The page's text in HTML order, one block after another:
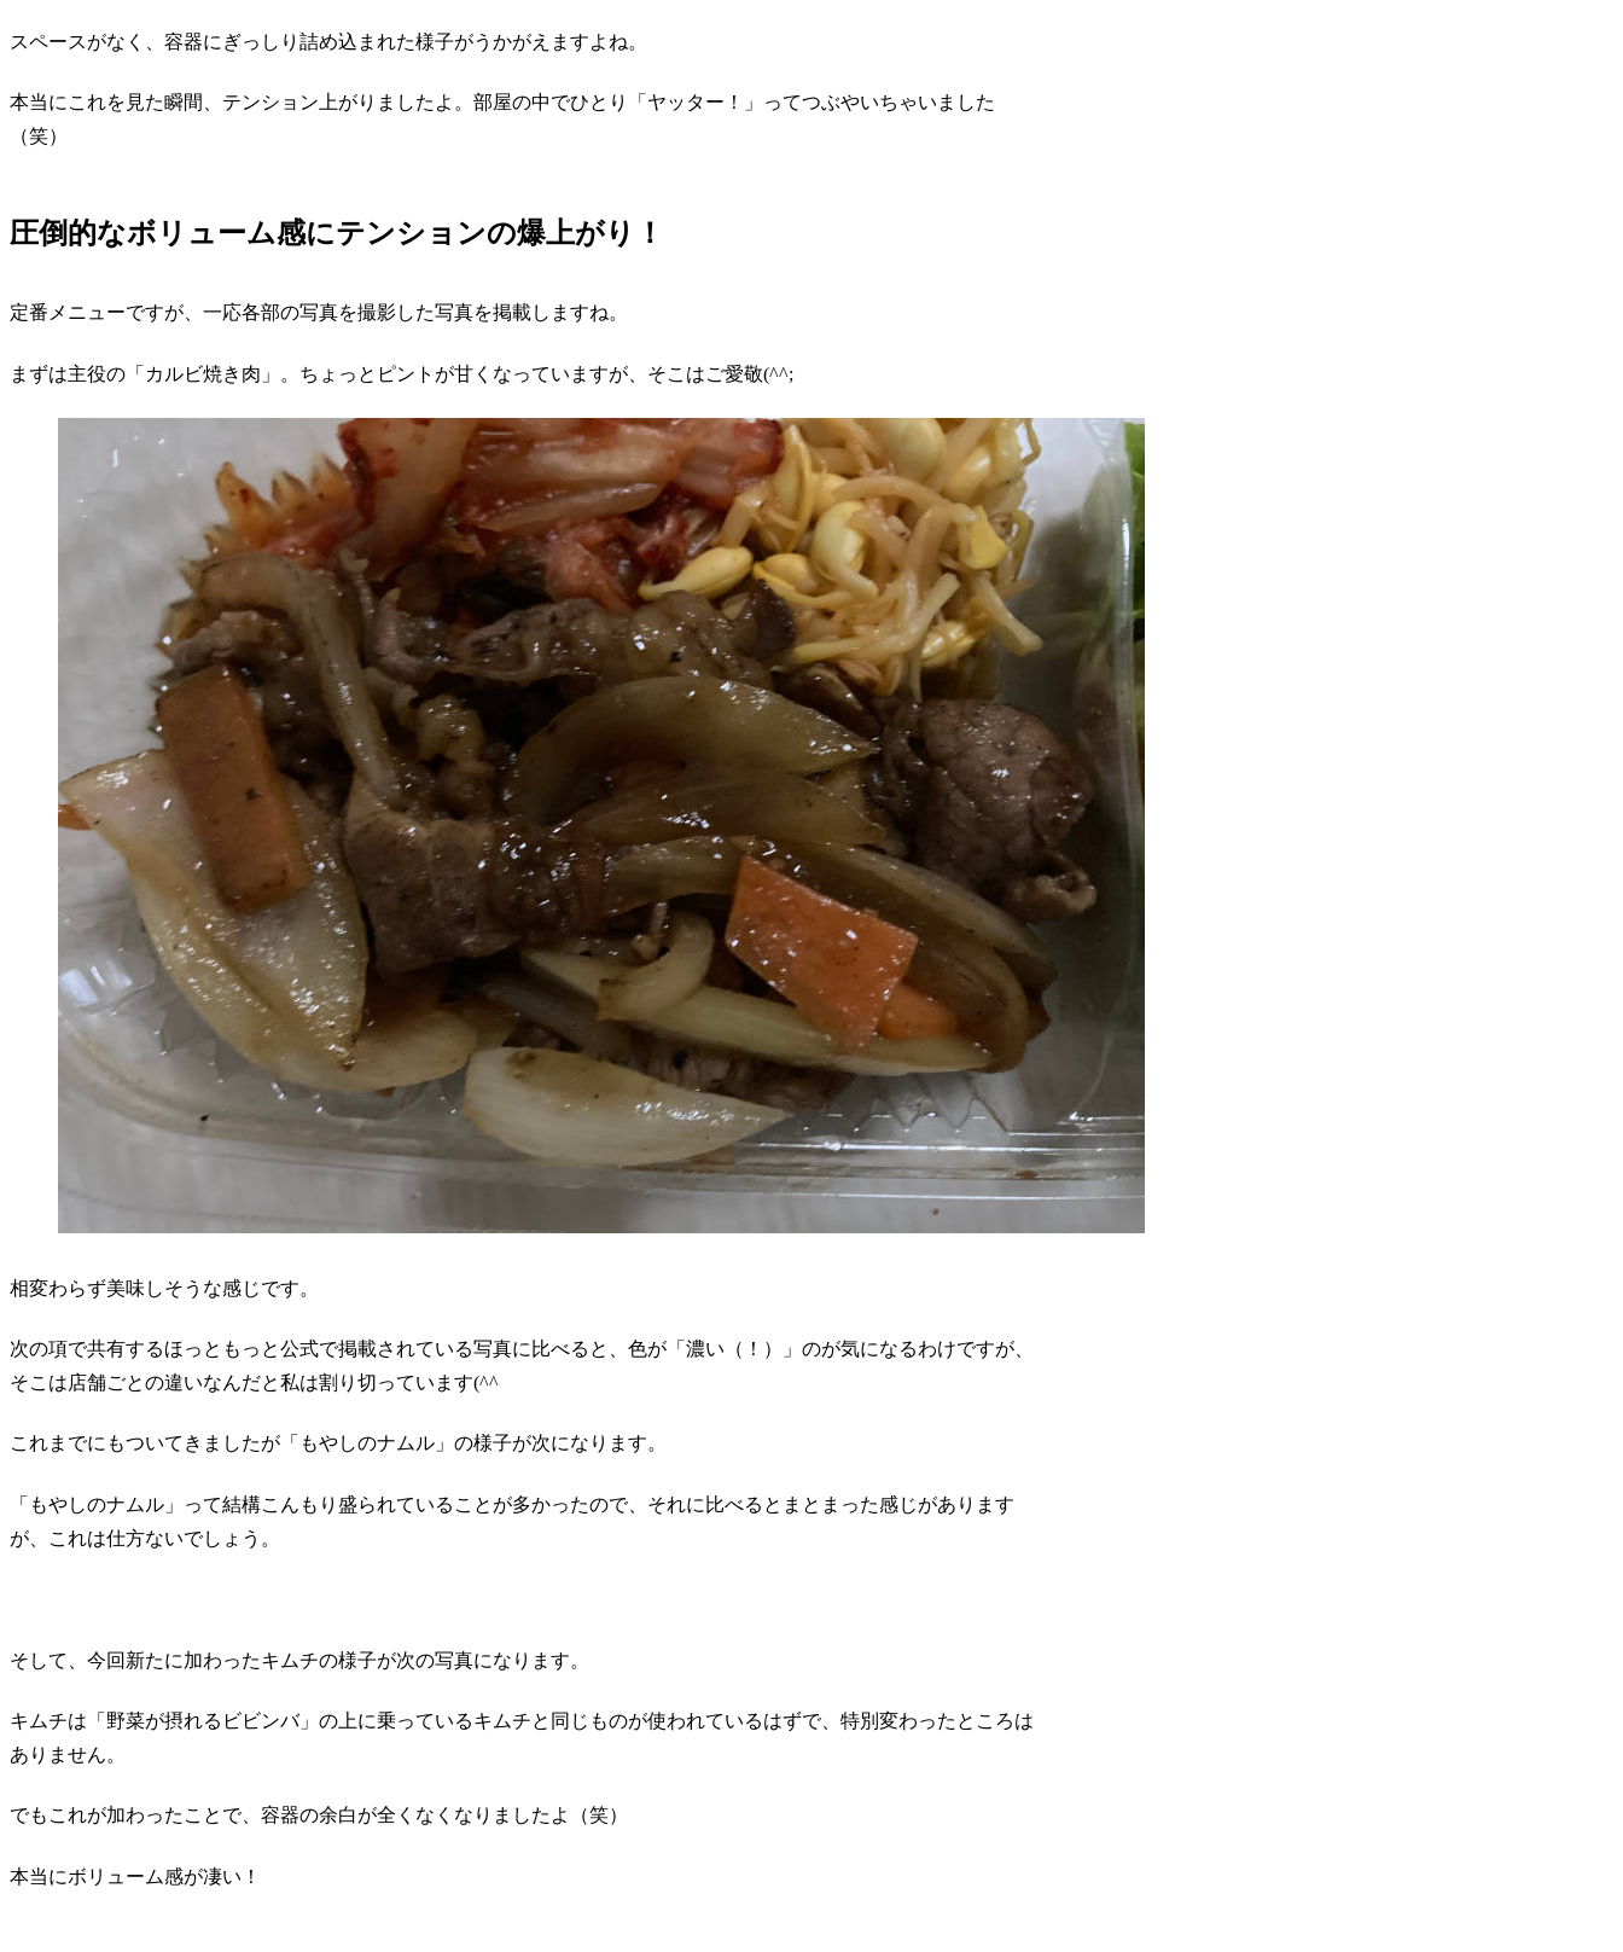
スペースがなく、容器にぎっしり詰め込まれた様子がうかがえますよね。
本当にこれを見た瞬間、テンション上がりましたよ。部屋の中でひとり「ヤッター！」ってつぶやいちゃいました
（笑）
圧倒的なボリューム感にテンションの爆上がり！
定番メニューですが、一応各部の写真を撮影した写真を掲載しますね。
まずは主役の「カルビ焼き肉」。ちょっとピントが甘くなっていますが、そこはご愛敬(^^;
相変わらず美味しそうな感じです。
次の項で共有するほっともっと公式で掲載されている写真に比べると、色が「濃い（！）」のが気になるわけですが、
そこは店舗ごとの違いなんだと私は割り切っています(^^ゞ
これまでにもついてきましたが「もやしのナムル」の様子が次になります。
「もやしのナムル」って結構こんもり盛られていることが多かったので、それに比べるとまとまった感じがあります
が、これは仕方ないでしょう。
そして、今回新たに加わったキムチの様子が次の写真になります。
キムチは「野菜が摂れるビビンバ」の上に乗っているキムチと同じものが使われているはずで、特別変わったところは
ありません。
でもこれが加わったことで、容器の余白が全くなくなりましたよ（笑）
本当にボリューム感が凄い！